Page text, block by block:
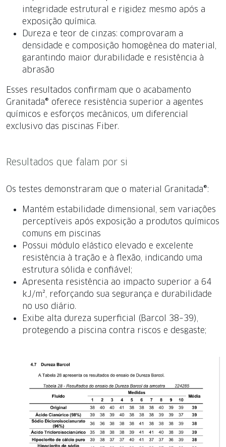
integridade estrutural e rigidez mesmo após a
exposição química.
Dureza e teor de cinzas: comprovaram a
densidade e composição homogênea do material,
garantindo maior durabilidade e resistência à
abrasão
Esses resultados confirmam que o acabamento
Granitada® oferece resistência superior a agentes
químicos e esforços mecânicos, um diferencial
exclusivo das piscinas Fiber.
Resultados que falam por si
Os testes demonstraram que o material Granitada®:
Mantém estabilidade dimensional, sem variações
perceptíveis após exposição a produtos químicos
comuns em piscinas
Possui módulo elástico elevado e excelente
resistência à tração e à flexão, indicando uma
estrutura sólida e confiável;
Apresenta resistência ao impacto superior a 64
kJ/m², reforçando sua segurança e durabilidade
no uso diário.
Exibe alta dureza superficial (Barcol 38–39),
protegendo a piscina contra riscos e desgaste;